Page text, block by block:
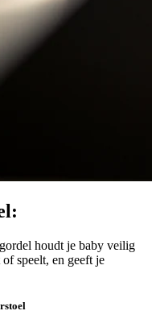
houdt je baby veilig
speelt, en geeft je